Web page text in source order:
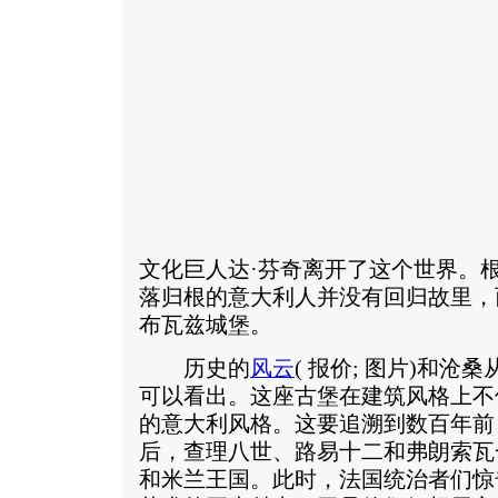
文化巨人达·芬奇离开了这个世界。
落归根的意大利人并没有回归故里
布瓦兹城堡。
历史的风云( 报价; 图片)和沧桑
可以看出。这座古堡在建筑风格上
的意大利风格。这要追溯到数百年
后，查理八世、路易十二和弗朗索
和米兰王国。此时，法国统治者们